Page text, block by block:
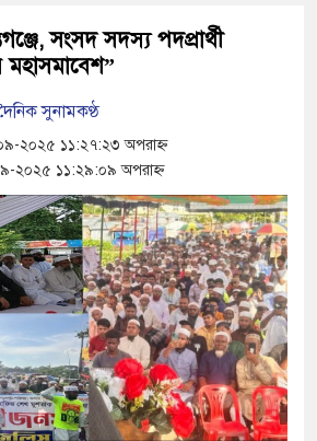
আড্ডা
: জয়সওয়াল
করতে চাই : এমপি
সংসদ সদস্য পদপ্রার্থী
সুনামকণ্ঠ
২০২৫ ১১:২৭:২৩ অপরাহ্ন
২০২৫ ১১:২৯:০৯ অপরাহ্ন